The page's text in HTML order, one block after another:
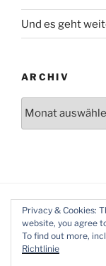
Und es geht
ARCHIV
Privacy & Cookies:
website, you agree
To find out more,
Richtlinie